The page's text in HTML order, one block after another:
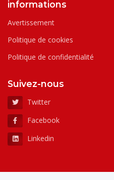
informations
Avertissement
Politique de cookies
Politique de confidentialité
Suivez-nous
Twitter
Facebook
Linkedin